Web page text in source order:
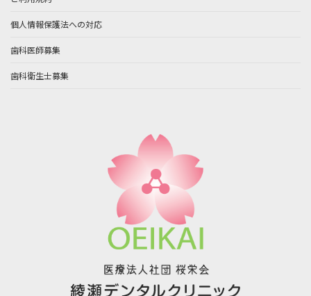
個人情報保護法への対応
歯科医師募集
歯科衛生士募集